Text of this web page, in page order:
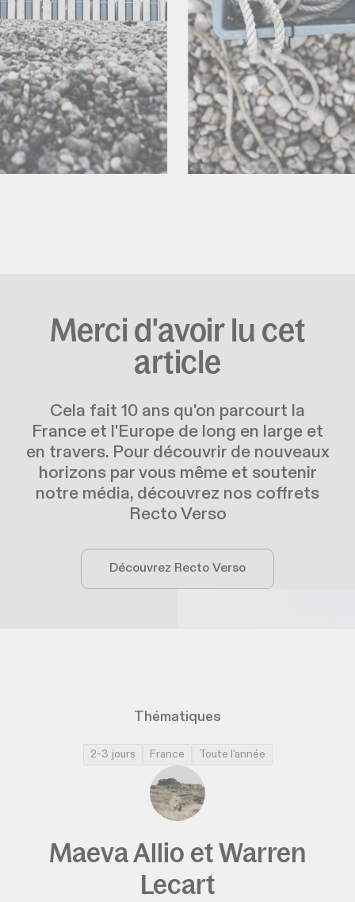
Merci d'avoir lu cet
article
Cela fait 10 ans qu'on parcourt la
France et l'Europe de long en large et
en travers. Pour découvrir de nouveaux
horizons par vous même et soutenir
notre média, découvrez nos coffrets
Recto Verso
Découvrez Recto Verso
Thématiques
2-3 jours France Toute l’année
Maeva Allio et Warren
Lecart